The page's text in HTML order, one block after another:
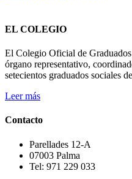
EL COLEGIO
El Colegio Oficial de
órgano representativo,
setecientos graduados sociales
Leer más
Contacto
Parellades 12-A
07003 Palma
Tel: 971 229 033